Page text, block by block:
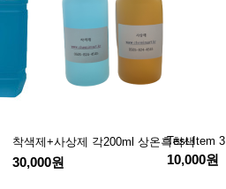
착색제+사상제 각200ml 상온흑착색
30,000원
Test Item 3
10,000원